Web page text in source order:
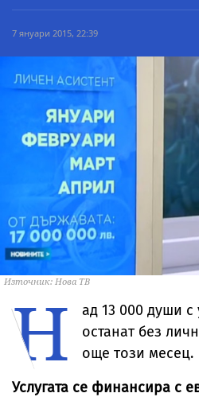
7 януари 2015, 22:39
Източник: Нова ТВ
Н
ад 13 000 души
останат без
още този месец.
Услугата се финансира с